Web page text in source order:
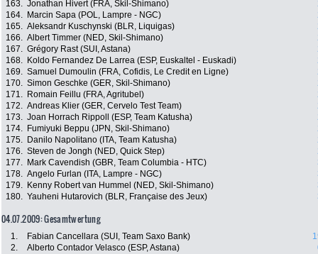
163. Jonathan Hivert (FRA, Skil-Shimano)
164.
Marcin Sapa (POL, Lampre - NGC)
165. Aleksandr Kuschynski (BLR, Liquigas)
166. Albert Timmer (NED, Skil-Shimano)
167. Grégory Rast (SUI, Astana)
168.
Koldo Fernandez De Larrea (ESP, Euskaltel - Euskadi)
169. Samuel Dumoulin (FRA, Cofidis, Le Credit en Ligne)
170. Simon Geschke (GER, Skil-Shimano)
171.
Romain Feillu (FRA, Agritubel)
172. Andreas Klier (GER, Cervelo Test Team)
173. Joan Horrach Rippoll (ESP, Team Katusha)
174.
Fumiyuki Beppu (JPN, Skil-Shimano)
175.
Danilo Napolitano (ITA, Team Katusha)
176. Steven de Jongh (NED, Quick Step)
177.
Mark Cavendish (GBR, Team Columbia - HTC)
178. Angelo Furlan (ITA, Lampre - NGC)
179.
Kenny Robert van Hummel (NED, Skil-Shimano)
180. Yauheni Hutarovich (BLR, Française des Jeux)
04.07.2009: Gesamtwertung
1. Fabian Cancellara (SUI, Team Saxo Bank)
2.
Alberto Contador Velasco (ESP, Astana)